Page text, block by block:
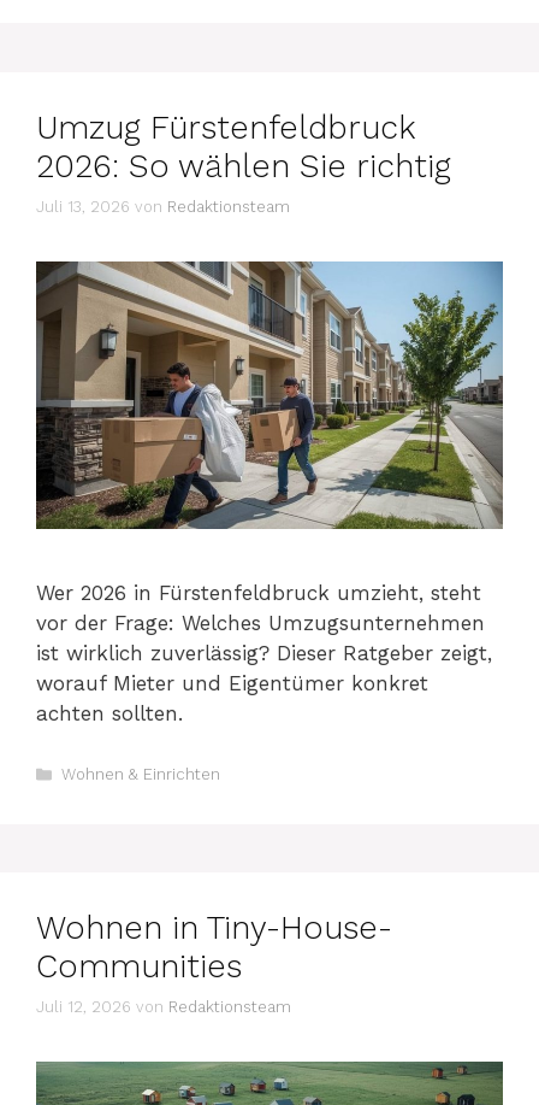
Umzug Fürstenfeldbruck
2026: So wählen Sie richtig
Juli 13, 2026 von Redaktionsteam
Wer 2026 in Fürstenfeldbruck umzieht, steht
vor der Frage: Welches Umzugsunternehmen
ist wirklich zuverlässig? Dieser Ratgeber zeigt,
worauf Mieter und Eigentümer konkret
achten sollten.
Kategorien
Wohnen & Einrichten
Wohnen in Tiny-House-
Communities
Juli 12, 2026 von Redaktionsteam